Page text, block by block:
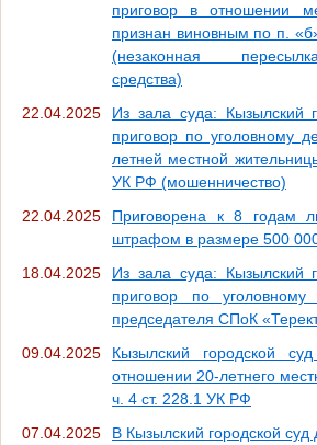
приговор в отношении
признан виновным по п.
(незаконная
средства)
22.04.2025
Из зала суда: Кызылский
приговор по уголовному
летней местной
УК РФ (мошенничество)
22.04.2025
Приговорена к 8 годам
штрафом в размере 500
18.04.2025
Из зала суда: Кызылский
приговор по
председателя СПоК
09.04.2025
Кызылский городской
отношении 20-летнего
ч. 4 ст. 228.1 УК РФ
07.04.2025
В Кызылский городской